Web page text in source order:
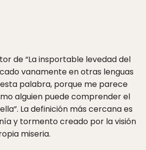
de “La insportable levedad del
vanamente en otras lenguas
palabra, porque me parece
alguien puede comprender el
La definición más cercana es
y tormento creado por la visión
miseria.